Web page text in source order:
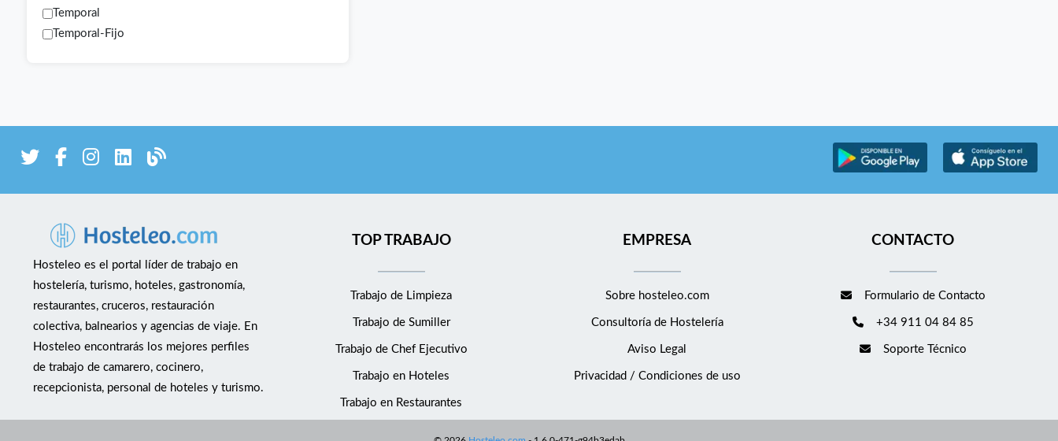
Temporal
Temporal-Fijo
Hosteleo es el portal líder de trabajo en
hostelería, turismo, hoteles, gastronomía,
restaurantes, cruceros, restauración
colectiva, balnearios y agencias de viaje. En
Hosteleo encontrarás los mejores perfiles
de trabajo de camarero, cocinero,
recepcionista, personal de hoteles y turismo.
TOP TRABAJO
Trabajo de Limpieza
Trabajo de Sumiller
Trabajo de Chef Ejecutivo
Trabajo en Hoteles
Trabajo en Restaurantes
EMPRESA
Sobre hosteleo.com
Consultoría de Hostelería
Aviso Legal
Privacidad / Condiciones de uso
CONTACTO
Formulario de Contacto
+34 911 04 84 85
Soporte Técnico